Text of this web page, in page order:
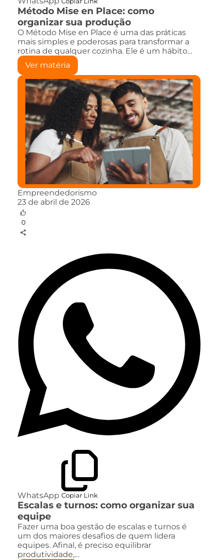
Método Mise en Place: como
organizar sua produção
O Método Mise en Place é uma das práticas
mais simples e poderosas para transformar a
rotina de qualquer cozinha. Ele é um hábito…
Ver matéria
Empreendedorismo
23 de abril de 2026
0
WhatsApp Copiar Link
Escalas e turnos: como organizar sua
equipe
Fazer uma boa gestão de escalas e turnos é
um dos maiores desafios de quem lidera
equipes. Afinal, é preciso equilibrar
produtividade,…